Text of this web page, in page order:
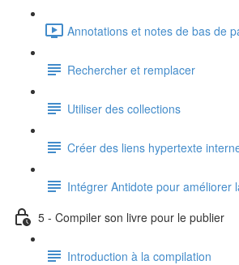
Annotations et notes de bas de
Rechercher et remplacer
Utiliser des collections
Créer des liens hypertexte
Intégrer Antidote pour améliorer
5 - Compiler son livre pour le publier
Introduction à la compilation